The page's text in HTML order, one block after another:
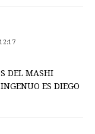
DEL MASHI
ES DIEGO